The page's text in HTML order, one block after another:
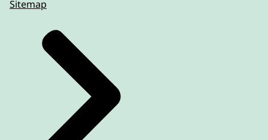
Sitemap